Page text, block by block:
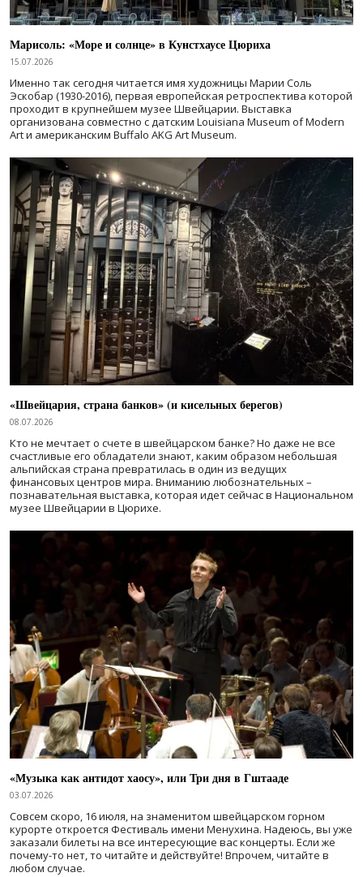
Марисоль: «Море и солнце» в Кунстхаусе Цюриха
15.07.2026
Именно так сегодня читается имя художницы Марии Соль
Эскобар (1930-2016), первая европейская ретроспектива которой
проходит в крупнейшем музее Швейцарии. Выставка
организована совместно с датским Louisiana Museum of Modern
Art и американским Buffalo AKG Art Museum.
«Швейцария, страна банков» (и кисельных берегов)
08.07.2026
Кто не мечтает о счете в швейцарском банке? Но даже не все
счастливые его обладатели знают, каким образом небольшая
альпийская страна превратилась в один из ведущих
финансовых центров мира. Вниманию любознательных –
познавательная выставка, которая идет сейчас в Национальном
музее Швейцарии в Цюрихе.
«Музыка как антидот хаосу», или Три дня в Гштааде
03.07.2026
Совсем скоро, 16 июля, на знаменитом швейцарском горном
курорте откроется Фестиваль имени Менухина. Надеюсь, вы уже
заказали билеты на все интересующие вас концерты. Если же
почему-то нет, то читайте и действуйте! Впрочем, читайте в
любом случае.